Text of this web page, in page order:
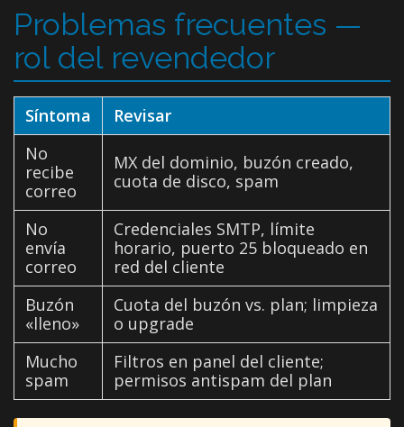
Problemas frecuentes —
rol del revendedor
Síntoma
Revisar
No
recibe
correo
MX del dominio, buzón creado,
cuota de disco, spam
No
envía
correo
Credenciales SMTP, límite
horario, puerto 25 bloqueado en
red del cliente
Buzón
«lleno»
Cuota del buzón vs. plan; limpieza
o upgrade
Mucho
spam
Filtros en panel del cliente;
permisos antispam del plan